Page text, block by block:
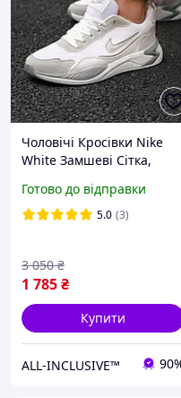
Чоловічі Кросівки Nike
White Замшеві Сітка,
Білі Весняні Осінні Якісні
Готово до відправки
5.0 (3)
1 785₴
3 050 ₴
Купити
ALL-INCLUSIVE™